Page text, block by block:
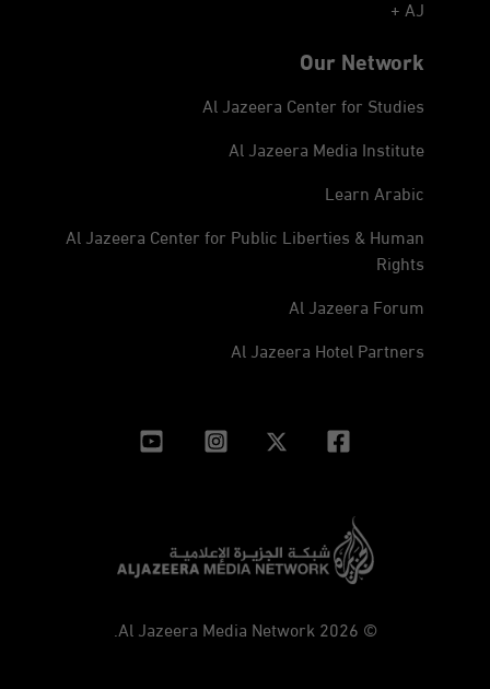
AJ +
Our Network
Al Jazeera Center for Studies
Al Jazeera Media Institute
Learn Arabic
Al Jazeera Center for Public Liberties & Human
Rights
Al Jazeera Forum
Al Jazeera Hotel Partners
© 2026 Al Jazeera Media Network.